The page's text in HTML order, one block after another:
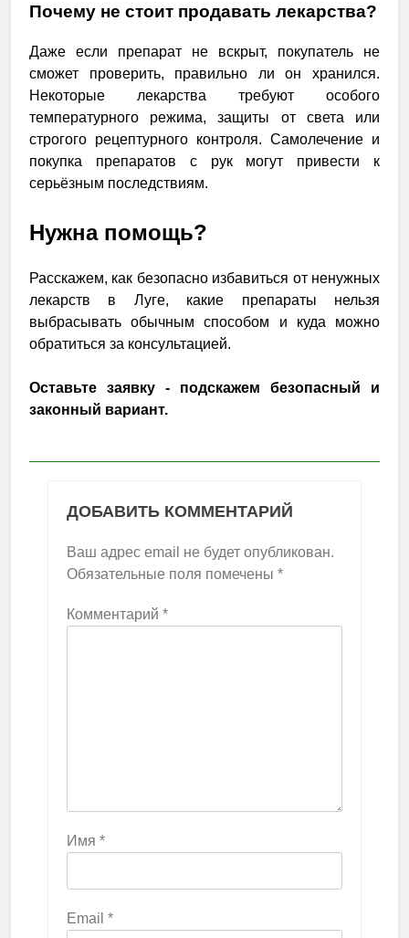
Почему не стоит продавать лекарства?
Даже если препарат не вскрыт, покупатель не
сможет проверить, правильно ли он хранился.
Некоторые лекарства требуют особого
температурного режима, защиты от света или
строгого рецептурного контроля. Самолечение и
покупка препаратов с рук могут привести к
серьёзным последствиям.
Нужна помощь?
Расскажем, как безопасно избавиться от ненужных
лекарств в Луге, какие препараты нельзя
выбрасывать обычным способом и куда можно
обратиться за консультацией.
Оставьте заявку - подскажем безопасный и
законный вариант.
ДОБАВИТЬ КОММЕНТАРИЙ
Ваш адрес email не будет опубликован.
Обязательные поля помечены *
Комментарий *
Имя *
Email *